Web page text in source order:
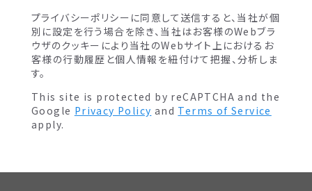
プライバシーポリシーに同意して送信すると、当社が個
別に設定を行う場合を除き、当社はお客様のWebブラ
ウザのクッキーにより当社のWebサイト上におけるお
客様の行動履歴と個人情報を紐付けて把握、分析しま
す。
This site is protected by reCAPTCHA and the
Google Privacy Policy and Terms of Service
apply.